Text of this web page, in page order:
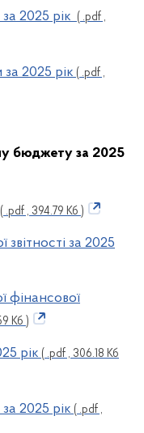
2025 рік ( .pdf ,
за 2025 рік ( .pdf ,
бюджету за 2025
( .pdf , 394.79 Кб )
звітності за 2025
фінансової
Кб )
рік ( .pdf , 306.18 Кб
2025 рік ( .pdf ,